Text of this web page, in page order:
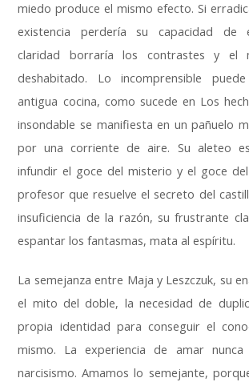
miedo produce el mismo efecto. Si
existencia perdería su capacidad de
claridad borraría los contrastes y el
deshabitado. Lo incomprensible
antigua cocina, como sucede en Los
insondable se manifiesta en un pañuelo
por una corriente de aire. Su aleteo
infundir el goce del misterio y el goce
profesor que resuelve el secreto del
insuficiencia de la razón, su frustrante
espantar los fantasmas, mata al espíritu.
La semejanza entre Maja y Leszczuk, su
el mito del doble, la necesidad de
propia identidad para conseguir el
mismo. La experiencia de amar
narcisismo. Amamos lo semejante,